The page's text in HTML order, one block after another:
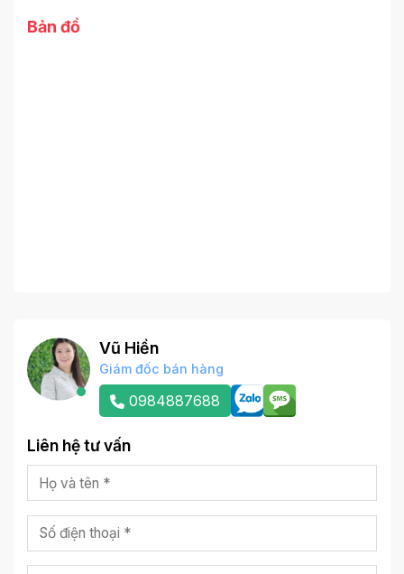
Bản đồ
Vũ Hiền
Giám đốc bán hàng
0984887688
Liên hệ tư vấn